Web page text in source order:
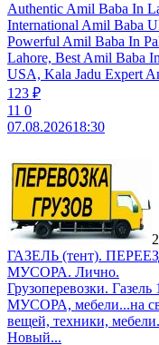
Authentic Amil Baba In
International Amil Baba
Powerful Amil Baba In
Lahore, Best Amil Baba
USA, Kala Jadu Expert
123 ₽
11 0
07.08.202618:30
2
ГАЗЕЛЬ (тент).
МУСОРА. Лично.
Грузоперевозки.
МУСОРА, мебели...на
вещей, техники,
Новый...